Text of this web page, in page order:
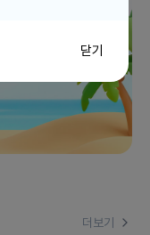
더보기
닫기